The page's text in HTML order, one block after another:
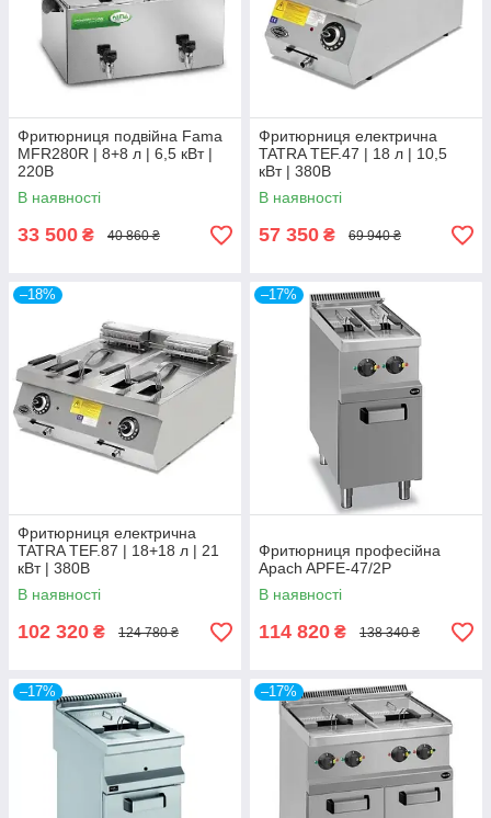
Фритюрниця подвійна Fama
MFR280R | 8+8 л | 6,5 кВт |
220В
В наявності
33 500 ₴ 40 860 ₴
Фритюрниця електрична
TATRA TEF.47 | 18 л | 10,5
кВт | 380В
В наявності
57 350 ₴ 69 940 ₴
–18%
Фритюрниця електрична
TATRA TEF.87 | 18+18 л | 21
кВт | 380В
В наявності
102 320 ₴ 124 780 ₴
–17%
Фритюрниця професійна
Apach APFE-47/2P
В наявності
114 820 ₴ 138 340 ₴
–17% –17%